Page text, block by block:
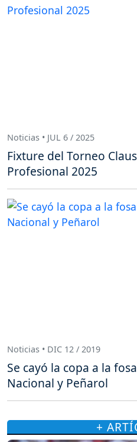
Noticias • JUL 6 / 2025
Fixture del Torneo
Profesional 2025
Noticias • DIC 12 / 2019
Se cayó la copa a la
Nacional y Peñarol
+